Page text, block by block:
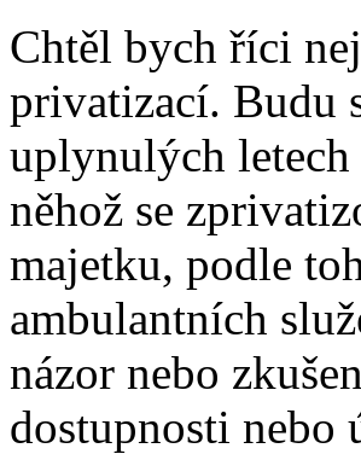
Chtěl bych říci
privatizací. Budu
uplynulých
něhož se
majetku, podle
ambulantních
názor nebo
dostupnosti nebo